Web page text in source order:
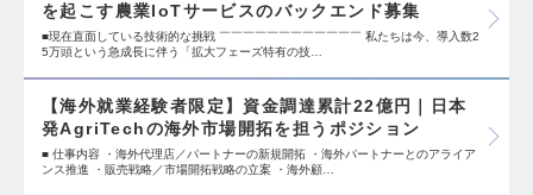
を起こす農業IoTサービスのバックエンド募集
■現在直面している技術的な挑戦 ￣￣￣￣￣￣￣￣￣￣￣￣ 私たちは今、導入数2
5万頭という急成長に伴う「拡大フェーズ特有の技…
【海外就業経験者限定】資金調達累計22億円｜日本
発AgriTechの海外市場開拓を担うポジション
■ 仕事内容 ・海外代理店／パートナーの新規開拓 ・海外パートナーとのアライア
ンス推進 ・販売戦略／市場開拓戦略の立案 ・海外顧…